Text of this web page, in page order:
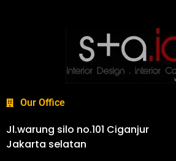
Our Office
Jl.warung silo no.101 Ciganjur
Jakarta selatan